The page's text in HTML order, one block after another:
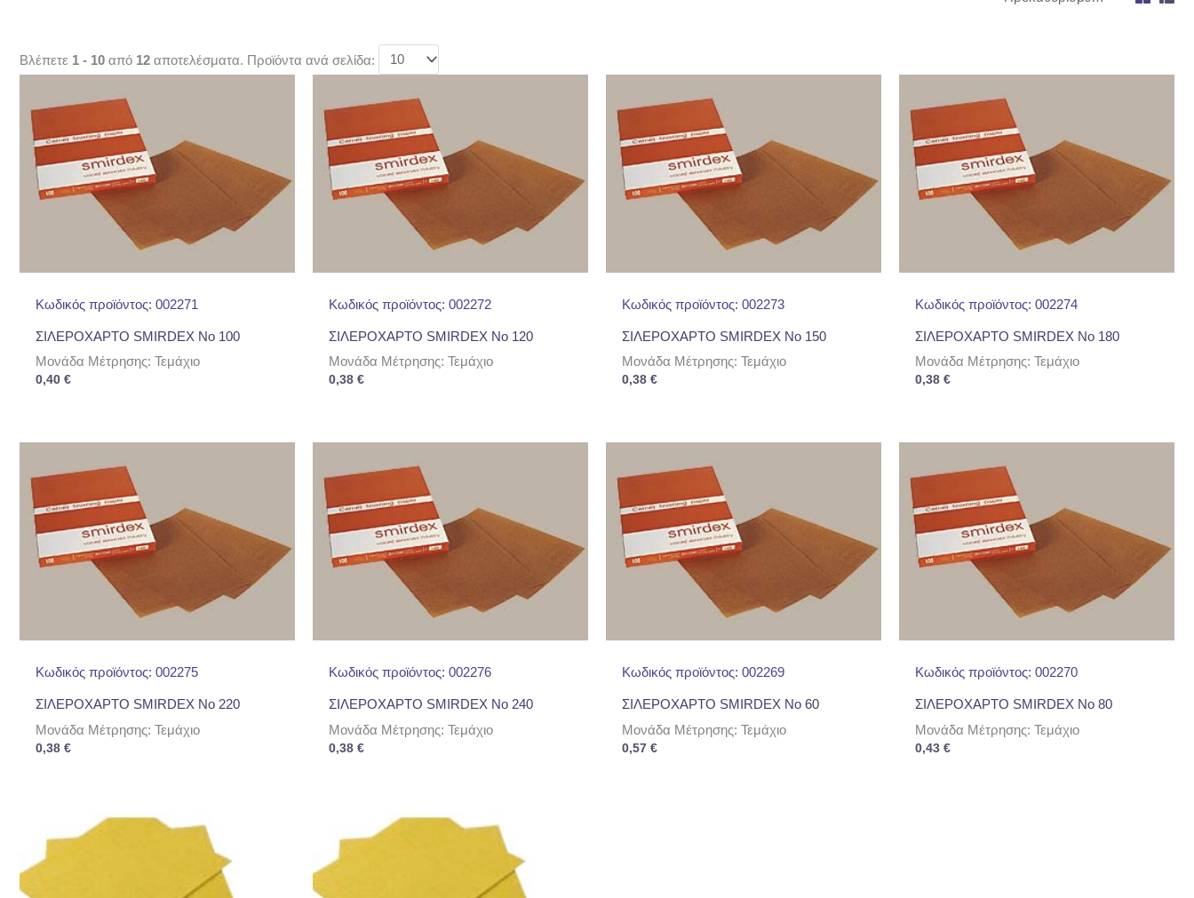
Βλέπετε 1 - 10 από 12 αποτελέσματα. Προϊόντα ανά σελίδα:
Κωδικός προϊόντος: 002271
ΣΙΛΕΡΟΧΑΡΤΟ SMIRDEX No 100
Μονάδα Μέτρησης: Τεμάχιο
0,40 €
Κωδικός προϊόντος: 002272
ΣΙΛΕΡΟΧΑΡΤΟ SMIRDEX No 120
Μονάδα Μέτρησης: Τεμάχιο
0,38 €
Κωδικός προϊόντος: 002273
ΣΙΛΕΡΟΧΑΡΤΟ SMIRDEX No 150
Μονάδα Μέτρησης: Τεμάχιο
0,38 €
Κωδικός προϊόντος: 002274
ΣΙΛΕΡΟΧΑΡΤΟ SMIRDEX No 180
Μονάδα Μέτρησης: Τεμάχιο
0,38 €
Κωδικός προϊόντος: 002275
ΣΙΛΕΡΟΧΑΡΤΟ SMIRDEX No 220
Μονάδα Μέτρησης: Τεμάχιο
0,38 €
Κωδικός προϊόντος: 002276
ΣΙΛΕΡΟΧΑΡΤΟ SMIRDEX No 240
Μονάδα Μέτρησης: Τεμάχιο
0,38 €
Κωδικός προϊόντος: 002269
ΣΙΛΕΡΟΧΑΡΤΟ SMIRDEX No 60
Μονάδα Μέτρησης: Τεμάχιο
0,57 €
Κωδικός προϊόντος: 002270
ΣΙΛΕΡΟΧΑΡΤΟ SMIRDEX No 80
Μονάδα Μέτρησης: Τεμάχιο
0,43 €